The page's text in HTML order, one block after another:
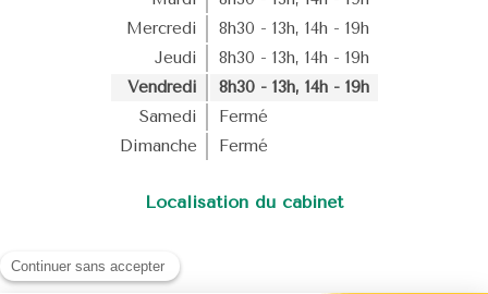
Mercredi
8h30 - 13h, 14h - 19h
Jeudi
8h30 - 13h, 14h - 19h
Vendredi
8h30 - 13h, 14h - 19h
Samedi
Fermé
Dimanche
Fermé
Localisation du cabinet